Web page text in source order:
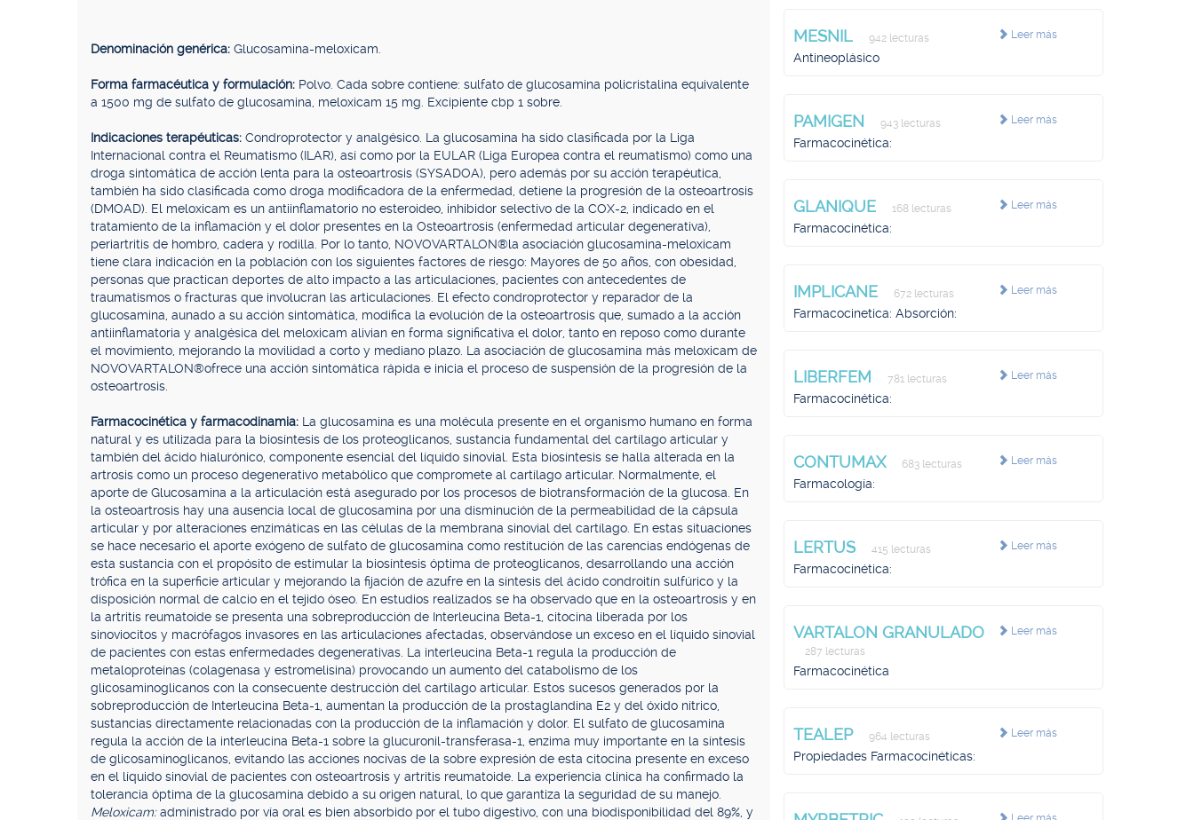
Denominación genérica: Glucosamina-meloxicam.
Forma farmacéutica y formulación: Polvo. Cada sobre contiene: sulfato de glucosamina policristalina equivalente
a 1500 mg de sulfato de glucosamina, meloxicam 15 mg. Excipiente cbp 1 sobre.
Indicaciones terapéuticas: Condroprotector y analgésico. La glucosamina ha sido clasificada por la Liga
Internacional contra el Reumatismo (ILAR), así como por la EULAR (Liga Europea contra el reumatismo) como una
droga sintomática de acción lenta para la osteoartrosis (SYSADOA), pero además por su acción terapéutica,
también ha sido clasificada como droga modificadora de la enfermedad, detiene la progresión de la osteoartrosis
(DMOAD). El meloxicam es un antiinflamatorio no esteroideo, inhibidor selectivo de la COX-2, indicado en el
tratamiento de la inflamación y el dolor presentes en la Osteoartrosis (enfermedad articular degenerativa),
periartritis de hombro, cadera y rodilla. Por lo tanto, NOVOVARTALON®la asociación glucosamina-meloxicam
tiene clara indicación en la población con los siguientes factores de riesgo: Mayores de 50 años, con obesidad,
personas que practican deportes de alto impacto a las articulaciones, pacientes con antecedentes de
traumatismos o fracturas que involucran las articulaciones. El efecto condroprotector y reparador de la
glucosamina, aunado a su acción sintomática, modifica la evolución de la osteoartrosis que, sumado a la acción
antiinflamatoria y analgésica del meloxicam alivian en forma significativa el dolor, tanto en reposo como durante
el movimiento, mejorando la movilidad a corto y mediano plazo. La asociación de glucosamina más meloxicam de
NOVOVARTALON®ofrece una acción sintomática rápida e inicia el proceso de suspensión de la progresión de la
osteoartrosis.
Farmacocinética y farmacodinamia: La glucosamina es una molécula presente en el organismo humano en forma
natural y es utilizada para la biosíntesis de los proteoglicanos, sustancia fundamental del cartílago articular y
también del ácido hialurónico, componente esencial del líquido sinovial. Esta biosíntesis se halla alterada en la
artrosis como un proceso degenerativo metabólico que compromete al cartílago articular. Normalmente, el
aporte de Glucosamina a la articulación está asegurado por los procesos de biotransformación de la glucosa. En
la osteoartrosis hay una ausencia local de glucosamina por una disminución de la permeabilidad de la cápsula
articular y por alteraciones enzimáticas en las células de la membrana sinovial del cartílago. En estas situaciones
se hace necesario el aporte exógeno de sulfato de glucosamina como restitución de las carencias endógenas de
esta sustancia con el propósito de estimular la biosíntesis óptima de proteoglicanos, desarrollando una acción
trófica en la superficie articular y mejorando la fijación de azufre en la síntesis del ácido condroitín sulfúrico y la
disposición normal de calcio en el tejido óseo. En estudios realizados se ha observado que en la osteoartrosis y en
la artritis reumatoide se presenta una sobreproducción de Interleucina Beta-1, citocina liberada por los
sinoviocitos y macrófagos invasores en las articulaciones afectadas, observándose un exceso en el líquido sinovial
de pacientes con estas enfermedades degenerativas. La interleucina Beta-1 regula la producción de
metaloproteínas (colagenasa y estromelisina) provocando un aumento del catabolismo de los
glicosaminoglicanos con la consecuente destrucción del cartílago articular. Estos sucesos generados por la
sobreproducción de Interleucina Beta-1, aumentan la producción de la prostaglandina E2 y del óxido nítrico,
sustancias directamente relacionadas con la producción de la inflamación y dolor. El sulfato de glucosamina
regula la acción de la interleucina Beta-1 sobre la glucuronil-transferasa-1, enzima muy importante en la síntesis
de glicosaminoglicanos, evitando las acciones nocivas de la sobre expresión de esta citocina presente en exceso
en el líquido sinovial de pacientes con osteoartrosis y artritis reumatoide. La experiencia clínica ha confirmado la
tolerancia óptima de la glucosamina debido a su origen natural, lo que garantiza la seguridad de su manejo.
Meloxicam:administrado por vía oral es bien absorbido por el tubo digestivo, con una biodisponibilidad del 89%, y
Leer más
MESNIL 942 lecturas
Antineoplásico
Leer más
PAMIGEN 943 lecturas
Farmacocinética:
Leer más
GLANIQUE 168 lecturas
Farmacocinética:
Leer más
IMPLICANE 672 lecturas
Farmacocinetica: Absorción:
Leer más
LIBERFEM 781 lecturas
Farmacocinética:
Leer más
CONTUMAX 683 lecturas
Farmacología:
Leer más
LERTUS 415 lecturas
Farmacocinética:
Leer más
VARTALON GRANULADO
287 lecturas
Farmacocinética
Leer más
TEALEP 964 lecturas
Propiedades Farmacocinéticas: